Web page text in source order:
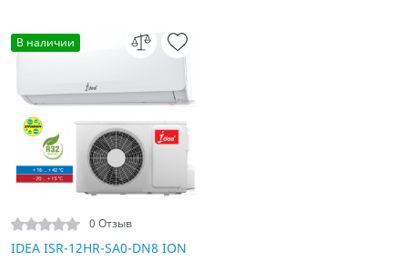
В наличии
0 Отзыв
IDEA ISR-12HR-SA0-DN8 ION